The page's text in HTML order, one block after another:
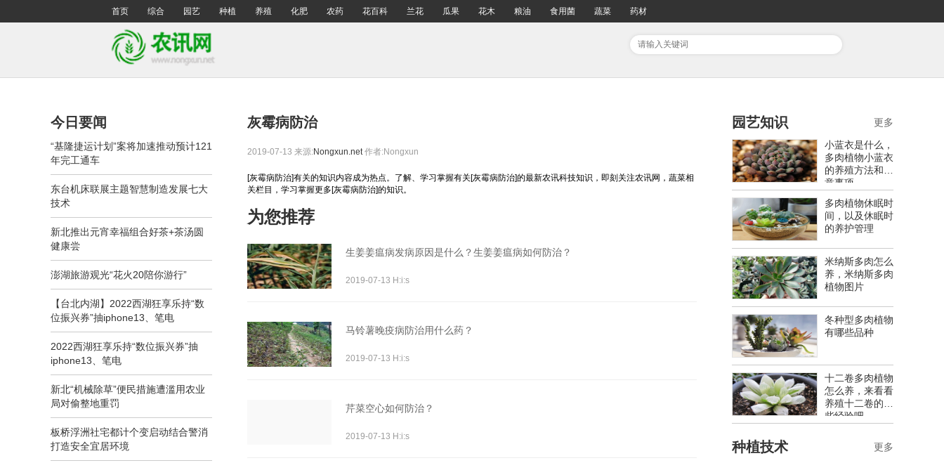
首页 综合 园艺 种植 养殖 化肥 农药 花百科 兰花 瓜果 花木 粮油 食用菌 蔬菜 药材
今日要闻
“基隆捷运计划”案将加速推动预计121
年完工通车
东台机床联展主题智慧制造发展七大
技术
新北推出元宵幸福组合好茶+茶汤圆
健康尝
澎湖旅游观光“花火20陪你游行”
【台北内湖】2022西湖狂享乐持“数
位振兴券”抽iphone13、笔电
2022西湖狂享乐持“数位振兴券”抽
iphone13、笔电
新北“机械除草”便民措施遭滥用农业
局对偷整地重罚
板桥浮洲社宅都计个变启动结合警消
打造安全宜居环境
灰霉病防治
2019-07-13 来源:Nongxun.net 作者:Nongxun
[灰霉病防治]有关的知识内容成为热点。了解、学习掌握有关[灰霉病防治]的最新农讯科技知识，即刻关注农讯网，蔬菜相
关栏目，学习掌握更多[灰霉病防治]的知识。
为您推荐
生姜姜瘟病发病原因是什么？生姜姜瘟病如何防治？
2019-07-13 H:i:s
马铃薯晚疫病防治用什么药？
2019-07-13 H:i:s
芹菜空心如何防治？
2019-07-13 H:i:s
园艺知识
小蓝衣是什么，
多肉植物小蓝衣
的养殖方法和注
意事项
多肉植物休眠时
间，以及休眠时
的养护管理
米纳斯多肉怎么
养，米纳斯多肉
植物图片
冬种型多肉植物
有哪些品种
十二卷多肉植物
怎么养，来看看
养殖十二卷的一
些经验吧
更多
种植技术 更多